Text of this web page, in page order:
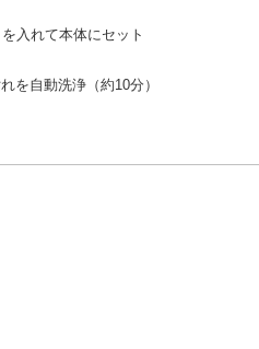
入れて本体にセット
を自動洗浄（約10分）